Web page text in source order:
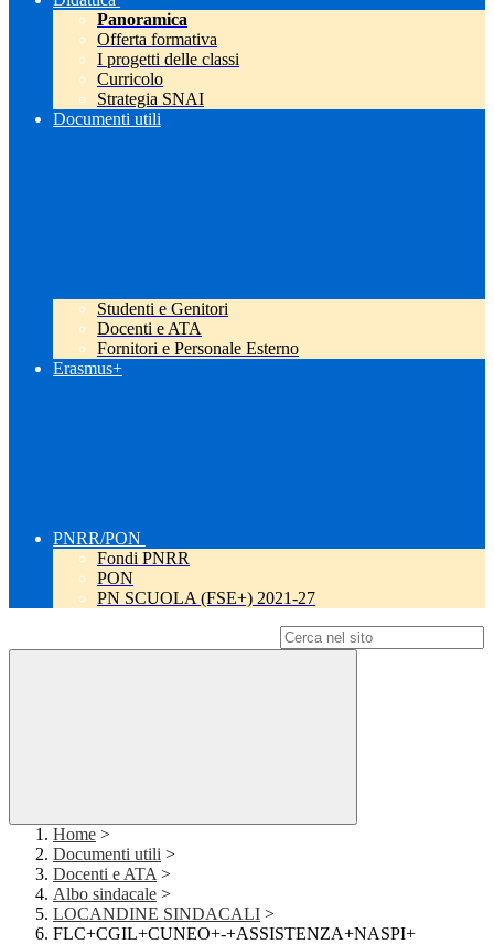
Panoramica
Offerta formativa
I progetti delle classi
Curricolo
Strategia SNAI
Documenti utili
Studenti e Genitori
Docenti e ATA
Fornitori e Personale Esterno
Erasmus+
PNRR/PON
Fondi PNRR
PON
PN SCUOLA (FSE+) 2021-27
Home >
Documenti utili >
Docenti e ATA >
Albo sindacale >
LOCANDINE SINDACALI >
FLC+CGIL+CUNEO+-+ASSISTENZA+NASPI+